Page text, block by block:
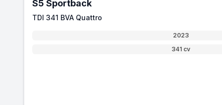
S5 Sportback
TDI 341 BVA Quattro
2023
341 cv